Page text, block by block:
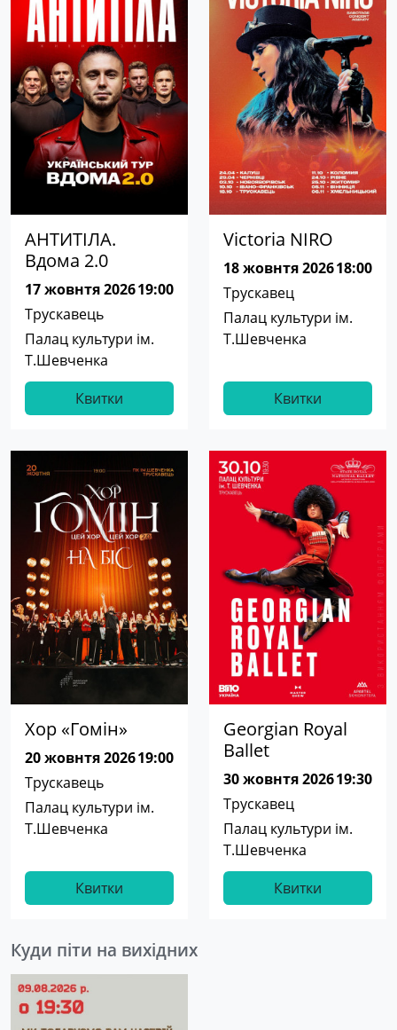
АНТИТІЛА.
Вдома 2.0
17 жовнтя 202619:00
Трускавець
Палац культури ім.
Т.Шевченка
Квитки
Victoria NIRO
18 жовнтя 202618:00
Трускавец
Палац культури ім.
Т.Шевченка
Квитки
Хор «Гомін»
20 жовнтя 202619:00
Трускавець
Палац культури ім.
Т.Шевченка
Квитки
Georgian Royal
Ballet
30 жовнтя 202619:30
Трускавец
Палац культури ім.
Т.Шевченка
Квитки
Куди піти на вихідних